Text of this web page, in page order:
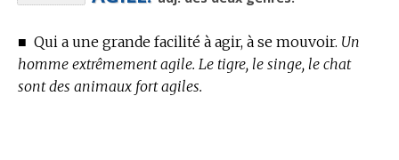
■ Qui a une grande facilité à agir, à se mouvoir. Un
homme extrêmement agile. Le tigre, le singe, le chat
sont des animaux fort agiles.